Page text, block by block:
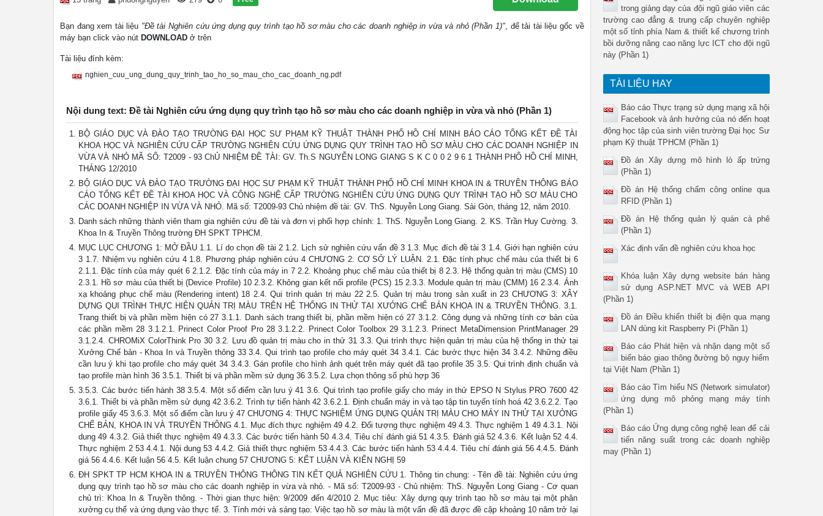
Bạn đang xem tài liệu "Đề tài Nghiên cứu ứng dụng quy trình tạo hồ sơ màu cho các doanh nghiệp in vừa và nhỏ (Phần 1)", để tải tài liệu gốc về
máy bạn click vào nút DOWNLOAD ở trên
Tài liệu đính kèm:
nghien_cuu_ung_dung_quy_trinh_tao_ho_so_mau_cho_cac_doanh_ng.pdf
Nội dung text: Đề tài Nghiên cứu ứng dụng quy trình tạo hồ sơ màu cho các doanh nghiệp in vừa và nhỏ (Phần 1)
BỘ GIÁO DỤC VÀ ĐÀO TẠO TRƯỜNG ĐẠI HỌC SƯ PHẠM KỸ THUẬT THÀNH PHỐ HỒ CHÍ MINH BÁO CÁO TỔNG KẾT ĐỀ TÀI
KHOA HỌC VÀ NGHIÊN CỨU CẤP TRƯỜNG NGHIÊN CỨU ỨNG DỤNG QUY TRÌNH TẠO HỒ SƠ MÀU CHO CÁC DOANH NGHIỆP IN
VỪA VÀ NHỎ MÃ SỐ: T2009 - 93 ChỦ NHIỆM ĐỀ TÀI: GV. Th.S NGUYỄN LONG GIANG S K C 0 0 2 9 6 1 THÀNH PHỐ HỒ CHÍ MINH,
THÁNG 12/2010
BỘ GIÁO DỤC VÀ ĐÀO TẠO TRƯỜNG ĐẠI HỌC SƯ PHẠM KỸ THUẬT THÀNH PHỐ HỒ CHÍ MINH KHOA IN & TRUYỀN THÔNG BÁO
CÁO TỔNG KẾT ĐỀ TÀI KHOA HỌC VÀ CÔNG NGHỆ CẤP TRƯỜNG NGHIÊN CỨU ỨNG DỤNG QUY TRÌNH TẠO HỒ SƠ MÀU CHO
CÁC DOANH NGHIỆP IN VỪA VÀ NHỎ. Mã số: T2009-93 Chủ nhiệm đề tài: GV. ThS. Nguyễn Long Giang. Sài Gòn, tháng 12, năm 2010.
Danh sách những thành viên tham gia nghiên cứu đề tài và đơn vị phối hợp chính: 1. ThS. Nguyễn Long Giang. 2. KS. Trần Huy Cường. 3.
Khoa In & Truyền Thông trường ĐH SPKT TPHCM.
MỤC LỤC CHƯƠNG 1: MỞ ĐẦU 1.1. Lí do chọn đề tài 2 1.2. Lịch sử nghiên cứu vấn đề 3 1.3. Mục đích đề tài 3 1.4. Giới hạn nghiên cứu
3 1.7. Nhiệm vụ nghiên cứu 4 1.8. Phương pháp nghiên cứu 4 CHƯƠNG 2: CƠ SỞ LÝ LUẬN. 2.1. Đặc tính phục chế màu của thiết bị 6
2.1.1. Đặc tính của máy quét 6 2.1.2. Đặc tính của máy in 7 2.2. Khoảng phục chế màu của thiết bị 8 2.3. Hệ thống quản trị màu (CMS) 10
2.3.1. Hồ sơ màu của thiết bị (Device Profile) 10 2.3.2. Không gian kết nối profile (PCS) 15 2.3.3. Module quản trị màu (CMM) 16 2.3.4. Ánh
xạ khoảng phục chế màu (Rendering intent) 18 2.4. Qui trình quản trị màu 22 2.5. Quản trị màu trong sản xuất in 23 CHƯƠNG 3: XÂY
DỰNG QUI TRÌNH THỰC HIỆN QUẢN TRỊ MÀU TRÊN HỆ THỐNG IN THỬ TẠI XƯỞNG CHẾ BẢN KHOA IN & TRUYỀN THÔNG. 3.1.
Trang thiết bị và phần mềm hiện có 27 3.1.1. Danh sách trang thiết bị, phần mềm hiện có 27 3.1.2. Công dụng và những tính cơ bản của
các phần mềm 28 3.1.2.1. Prinect Color Proof Pro 28 3.1.2.2. Prinect Color Toolbox 29 3.1.2.3. Prinect MetaDimension PrintManager 29
3.1.2.4. CHROMiX ColorThink Pro 30 3.2. Lưu đồ quản trị màu cho in thử 31 3.3. Qui trình thực hiện quản trị màu của hệ thống in thử tại
Xưởng Chế bản - Khoa In và Truyền thông 33 3.4. Qui trình tạo profile cho máy quét 34 3.4.1. Các bước thực hiện 34 3.4.2. Những điều
cần lưu ý khi tạo profile cho máy quét 34 3.4.3. Gán profile cho hình ảnh quét trên máy quét đã tạo profile 35 3.5. Qui trình định chuẩn và
tạo profile màn hình 36 3.5.1. Thiết bị và phần mềm sử dụng 36 3.5.2. Lựa chọn thông số phù hợp 36
3.5.3. Các bước tiến hành 38 3.5.4. Một số điểm cần lưu ý 41 3.6. Qui trình tạo profile giấy cho máy in thử EPSO N Stylus PRO 7600 42
3.6.1. Thiết bị và phần mềm sử dụng 42 3.6.2. Trình tự tiến hành 42 3.6.2.1. Định chuẩn máy in và tạo tập tin tuyến tính hoá 42 3.6.2.2. Tạo
profile giấy 45 3.6.3. Một số điểm cần lưu ý 47 CHƯƠNG 4: THỰC NGHIỆM ỨNG DỤNG QUẢN TRỊ MÀU CHO MÁY IN THỬ TẠI XƯỞNG
CHẾ BẢN, KHOA IN VÀ TRUYỀN THÔNG 4.1. Mục đích thực nghiệm 49 4.2. Đối tượng thực nghiệm 49 4.3. Thực nghiệm 1 49 4.3.1. Nội
dung 49 4.3.2. Giả thiết thực nghiệm 49 4.3.3. Các bước tiến hành 50 4.3.4. Tiêu chí đánh giá 51 4.3.5. Đánh giá 52 4.3.6. Kết luận 52 4.4.
Thực nghiệm 2 53 4.4.1. Nội dung 53 4.4.2. Giả thiết thực nghiệm 53 4.4.3. Các bước tiến hành 53 4.4.4. Tiêu chí đánh giá 56 4.4.5. Đánh
giá 56 4.4.6. Kết luận 56 4.5. Kết luận chung 57 CHƯƠNG 5: KẾT LUẬN VÀ KIẾN NGHỊ 59
ĐH SPKT TP HCM KHOA IN & TRUYỀN THÔNG THÔNG TIN KẾT QUẢ NGHIÊN CỨU 1. Thông tin chung: - Tên đề tài: Nghiên cứu ứng
dụng quy trình tạo hồ sơ màu cho các doanh nghiệp in vừa và nhỏ. - Mã số: T2009-93 - Chủ nhiệm: ThS. Nguyễn Long Giang - Cơ quan
chủ trì: Khoa In & Truyền thông. - Thời gian thực hiện: 9/2009 đến 4/2010 2. Mục tiêu: Xây dựng quy trình tạo hồ sơ màu tại một phân
xưởng cụ thể và ứng dụng vào thực tế. 3. Tính mới và sáng tạo: Việc tạo hồ sơ màu là một vấn đề đã được đề cập khoảng 10 năm trở lại
trong giảng dạy của đội ngũ giáo viên các
trường cao đẳng & trung cấp chuyên nghiệp
một số tỉnh phía Nam & thiết kế chương trình
bồi dưỡng nâng cao năng lực ICT cho đội ngũ
này (Phần 1)
TÀI LIỆU HAY
Báo cáo Thực trạng sử dụng mạng xã hội
Facebook và ảnh hưởng của nó đến hoạt
động học tập của sinh viên trường Đại học Sư
phạm Kỹ thuật TPHCM (Phần 1)
Đồ án Xây dựng mô hình lò ấp trứng
(Phần 1)
Đồ án Hệ thống chấm công online qua
RFID (Phần 1)
Đồ án Hệ thống quản lý quán cà phê
(Phần 1)
Xác định vấn đề nghiên cứu khoa học
Khóa luận Xây dựng website bán hàng
sử dụng ASP.NET MVC và WEB API
(Phần 1)
Đồ án Điều khiển thiết bị điện qua mạng
LAN dùng kit Raspberry Pi (Phần 1)
Báo cáo Phát hiện và nhận dạng một số
biển báo giao thông ðường bộ nguy hiểm
tại Việt Nam (Phần 1)
Báo cáo Tìm hiểu NS (Network simulator)
ứng dụng mô phỏng mạng máy tính
(Phần 1)
Báo cáo Ứng dụng công nghệ lean để cải
tiến năng suất trong các doanh nghiệp
may (Phần 1)